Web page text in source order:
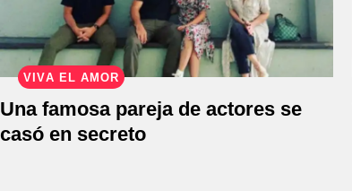
VIVA EL AMOR
Una famosa pareja de actores se
casó en secreto